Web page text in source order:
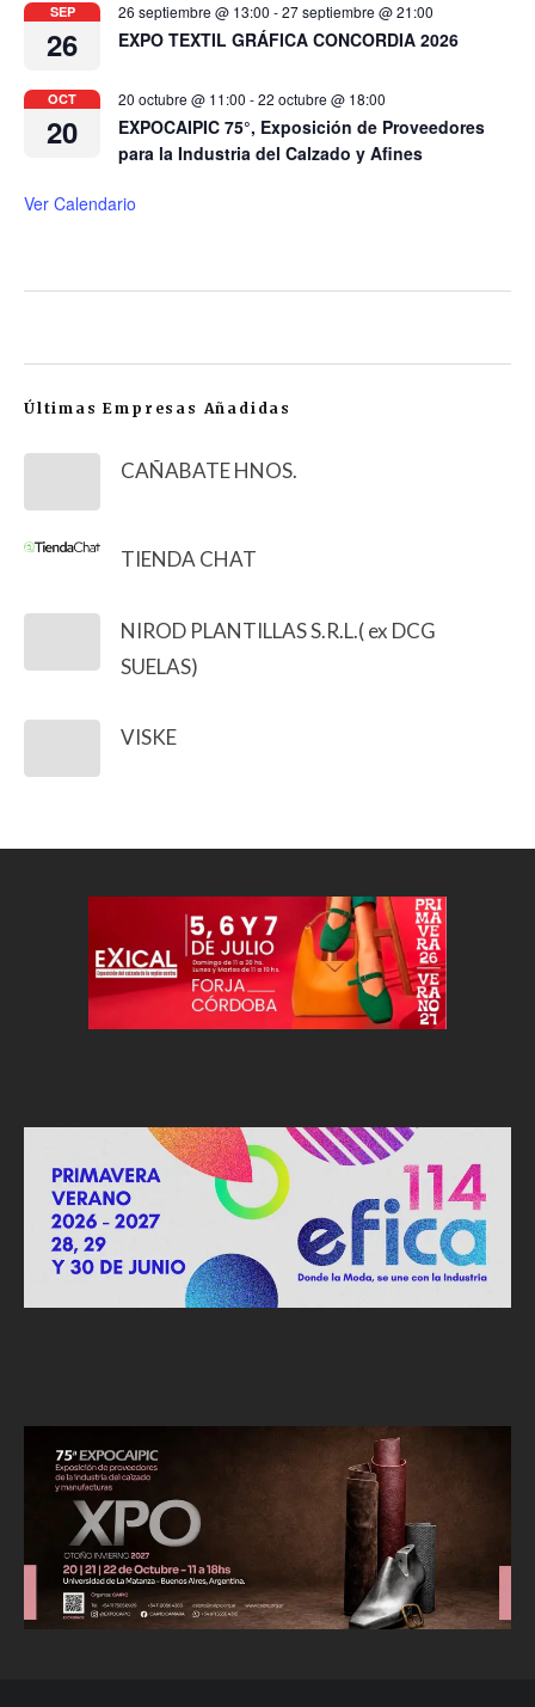
SEP
26
26 septiembre @ 13:00 -27 septiembre @ 21:00
EXPO TEXTIL GRÁFICA CONCORDIA 2026
OCT
20
20 octubre @ 11:00 -22 octubre @ 18:00
EXPOCAIPIC 75°, Exposición de Proveedores
para la Industria del Calzado y Afines
Ver Calendario
Últimas Empresas Añadidas
CAÑABATE HNOS.
TIENDA CHAT
NIROD PLANTILLAS S.R.L.( ex DCG
SUELAS)
VISKE